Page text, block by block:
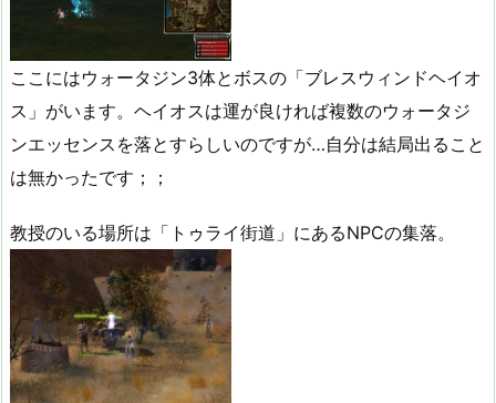
ここにはウォータジン3体とボスの「ブレスウィンドヘイオ
ス」がいます。ヘイオスは運が良ければ複数のウォータジ
ンエッセンスを落とすらしいのですが…自分は結局出ること
は無かったです；；
教授のいる場所は「トゥライ街道」にあるNPCの集落。